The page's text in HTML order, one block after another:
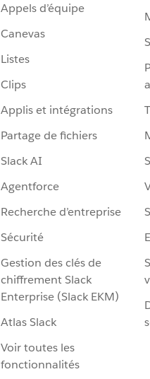
Appels d’équipe
Canevas
Listes
Clips
Applis et intégrations
Partage de fichiers
Slack AI
Agentforce
Recherche d’entreprise
Sécurité
Gestion des clés de
chiffrement Slack
Enterprise (Slack EKM)
Atlas Slack
Voir toutes les
fonctionnalités